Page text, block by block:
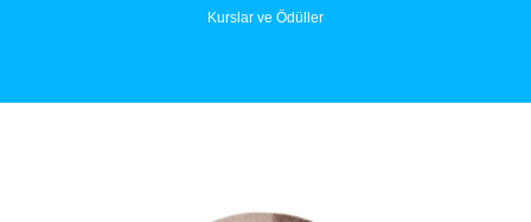
Kurslar ve Ödüller